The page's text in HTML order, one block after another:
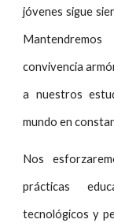
jóvenes sigue
convivencia
a nuestros
mundo en
Nos
prácticas
tecnológicos y